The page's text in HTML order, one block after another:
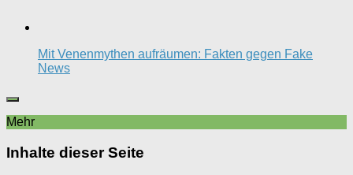
Mit Venenmythen aufräumen: Fakten gegen Fake
News
Mehr
Inhalte dieser Seite